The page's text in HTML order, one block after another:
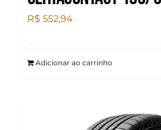
R$ 552,94
Adicionar ao carrinho